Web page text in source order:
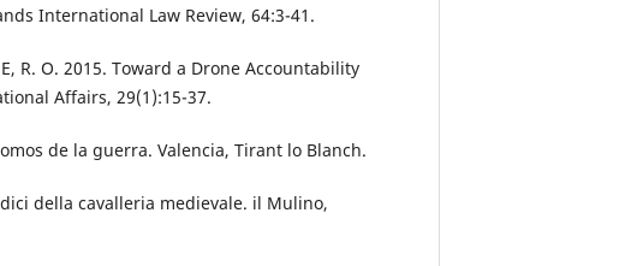
International Law Review, 64:3-41.
R. O. 2015. Toward a Drone Accountability
Affairs, 29(1):15-37.
de la guerra. Valencia, Tirant lo Blanch.
della cavalleria medievale. il Mulino,